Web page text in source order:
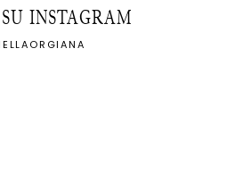
INSTAGRAM